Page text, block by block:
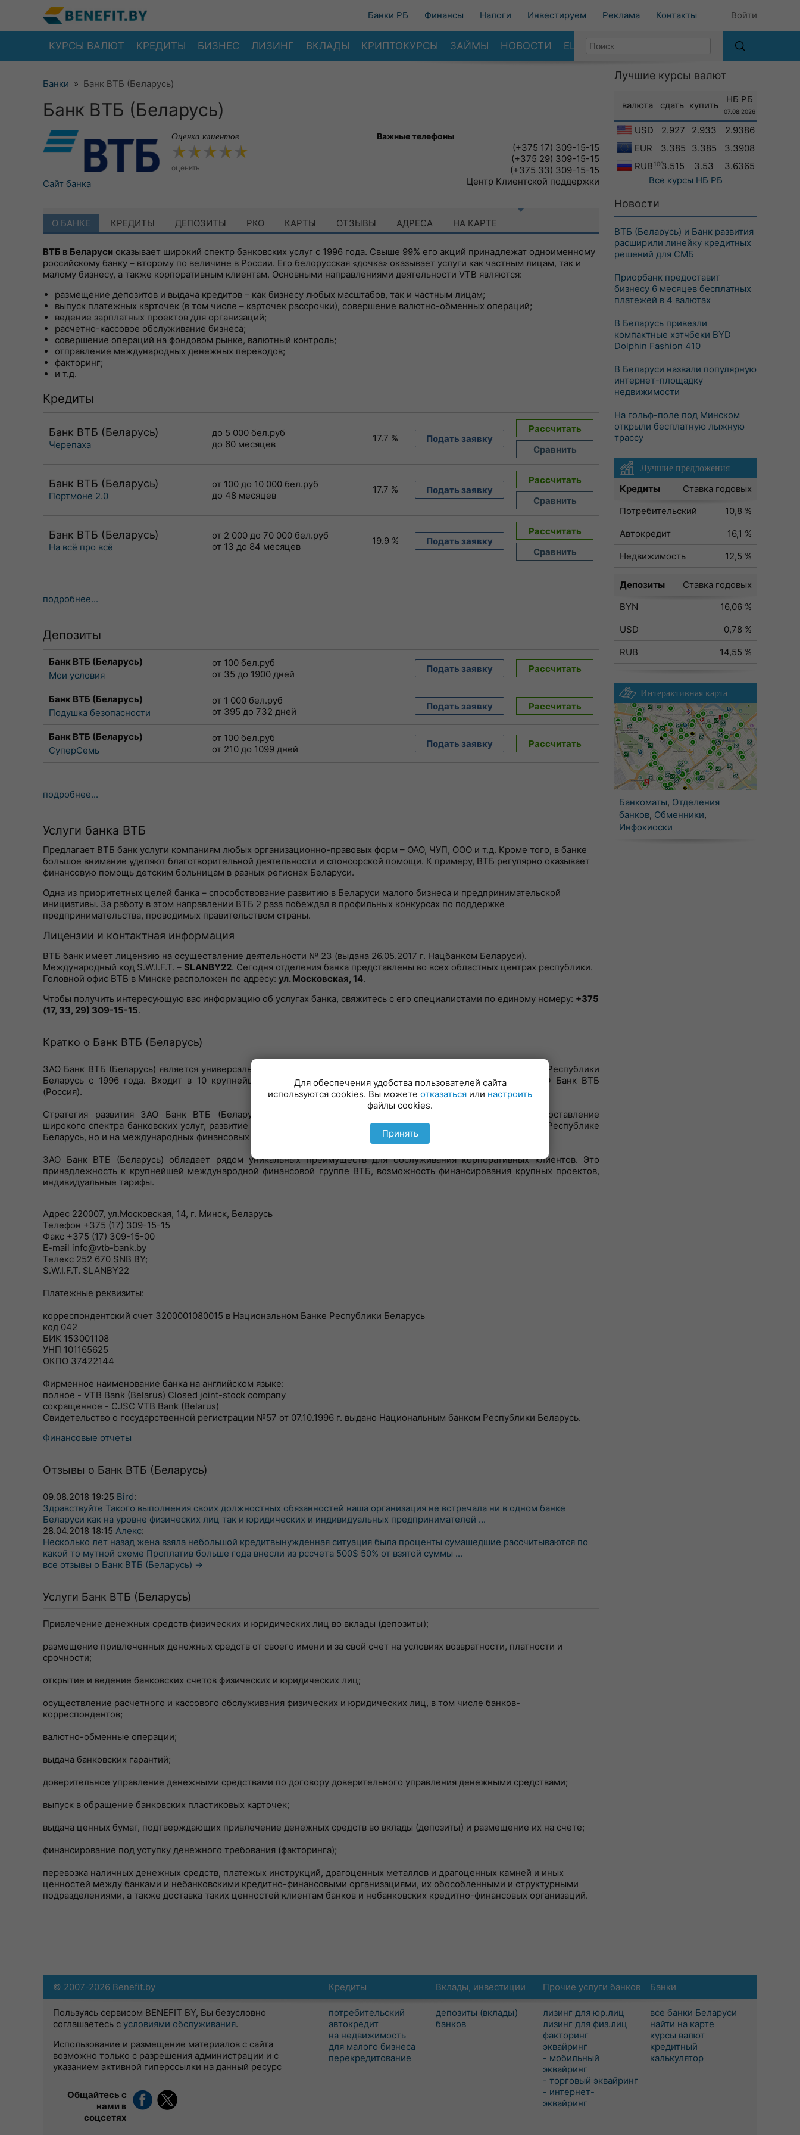
Банки РБ Финансы Налоги Инвестируем Реклама Контакты Войти
КУРСЫ ВАЛЮТ КРЕДИТЫ БИЗНЕС ЛИЗИНГ ВКЛАДЫ КРИПТОКУРСЫ ЗАЙМЫ НОВОСТИ ЕЩЕ
Банки » Банк ВТБ (Беларусь)
Банк ВТБ (Беларусь)
Сайт банка
Оценка клиентов
оценить
Важные телефоны
(+375 17) 309-15-15
(+375 29) 309-15-15
(+375 33) 309-15-15
Центр Клиентской поддержки
О БАНКЕ КРЕДИТЫ ДЕПОЗИТЫ РКО КАРТЫ ОТЗЫВЫ АДРЕСА НА КАРТЕ
ВТБ в Беларуси оказывает широкий спектр банковских услуг с 1996 года. Свыше 99% его акций принадлежат одноименному
российскому банку – второму по величине в России. Его белорусская «дочка» оказывает услуги как частным лицам, так и
малому бизнесу, а также корпоративным клиентам. Основными направлениями деятельности VTB являются:
размещение депозитов и выдача кредитов – как бизнесу любых масштабов, так и частным лицам;
выпуск платежных карточек (в том числе – карточек рассрочки), совершение валютно-обменных операций;
ведение зарплатных проектов для организаций;
расчетно-кассовое обслуживание бизнеса;
совершение операций на фондовом рынке, валютный контроль;
отправление международных денежных переводов;
факторинг;
и т.д.
Кредиты
Банк ВТБ (Беларусь)
Черепаха
до 5 000 бел.руб
до 60 месяцев
17.7 % Подать заявку
Рассчитать
Сравнить
Банк ВТБ (Беларусь)
Портмоне 2.0
от 100 до 10 000 бел.руб
до 48 месяцев
17.7 % Подать заявку
Рассчитать
Сравнить
Банк ВТБ (Беларусь)
На всё про всё
от 2 000 до 70 000 бел.руб
от 13 до 84 месяцев
19.9 % Подать заявку
Рассчитать
Сравнить
подробнее...
Депозиты
Банк ВТБ (Беларусь)
Мои условия
от 100 бел.руб
от 35 до 1900 дней
Подать заявку Рассчитать
Банк ВТБ (Беларусь)
Подушка безопасности
от 1 000 бел.руб
от 395 до 732 дней
Подать заявку Рассчитать
Банк ВТБ (Беларусь)
СуперСемь
от 100 бел.руб
от 210 до 1099 дней
Подать заявку Рассчитать
подробнее...
Услуги банка ВТБ
Предлагает ВТБ банк услуги компаниям любых организационно-правовых форм – ОАО, ЧУП, ООО и т.д. Кроме того, в банке
большое внимание уделяют благотворительной деятельности и спонсорской помощи. К примеру, ВТБ регулярно оказывает
финансовую помощь детским больницам в разных регионах Беларуси.
Одна из приоритетных целей банка – способствование развитию в Беларуси малого бизнеса и предпринимательской
инициативы. За работу в этом направлении ВТБ 2 раза побеждал в профильных конкурсах по поддержке
предпринимательства, проводимых правительством страны.
Лицензии и контактная информация
ВТБ банк имеет лицензию на осуществление деятельности № 23 (выдана 26.05.2017 г. Нацбанком Беларуси).
Международный код S.W.I.F.T. – SLANBY22. Сегодня отделения банка представлены во всех областных центрах республики.
Головной офис ВТБ в Минске расположен по адресу: ул. Московская, 14.
Чтобы получить интересующую вас информацию об услугах банка, свяжитесь с его специалистами по единому номеру: +375
(17, 33, 29) 309-15-15.
Кратко о Банк ВТБ (Беларусь)
ЗАО Банк ВТБ (Беларусь) является универсальным кредитно-финансовым учреждением, работающем на рынке Республики
Беларусь с 1996 года. Входит в 10 крупнейших банков страны. Контрольный пакет акций принадлежит ОАО Банк ВТБ
(Россия).
Стратегия развития ЗАО Банк ВТБ (Беларусь) предполагает осуществление масштабных проектов, предоставление
широкого спектра банковских услуг, развитие розничного бизнеса, открытость для деловых кругов не только в Республике
Беларусь, но и на международных финансовых рынках.
ЗАО Банк ВТБ (Беларусь) обладает рядом уникальных преимуществ для обслуживания корпоративных клиентов. Это
принадлежность к крупнейшей международной финансовой группе ВТБ, возможность финансирования крупных проектов,
индивидуальные тарифы.
Адрес 220007, ул.Московская, 14, г. Минск, Беларусь
Телефон +375 (17) 309-15-15
Факс +375 (17) 309-15-00
E-mail info@vtb-bank.by
Телекс 252 670 SNB BY;
S.W.I.F.T. SLANBY22
Платежные реквизиты:
корреспондентский счет 3200001080015 в Национальном Банке Республики Беларусь
код 042
БИК 153001108
УНП 101165625
ОКПО 37422144
Фирменное наименование банка на английском языке:
полное - VTB Bank (Belarus) Closed joint-stock company
сокращенное - CJSC VTB Bank (Belarus)
Свидетельство о государственной регистрации №57 от 07.10.1996 г. выдано Национальным банком Республики Беларусь.
Финансовые отчеты
Отзывы о Банк ВТБ (Беларусь)
09.08.2018 19:25 Bird:
Здравствуйте Такого выполнения своих должностных обязанностей наша организация не встречала ни в одном банке
Беларуси как на уровне физических лиц так и юридических и индивидуальных предпринимателей ...
28.04.2018 18:15 Алекс:
Несколько лет назад жена взяла небольшой кредитвынужденная ситуация была проценты сумашедшие рассчитываются по
какой то мутной схеме Проплатив больше года внесли из рссчета 500$ 50% от взятой суммы ...
все отзывы о Банк ВТБ (Беларусь) →
Услуги Банк ВТБ (Беларусь)
Привлечение денежных средств физических и юридических лиц во вклады (депозиты);
размещение привлеченных денежных средств от своего имени и за свой счет на условиях возвратности, платности и
срочности;
открытие и ведение банковских счетов физических и юридических лиц;
осуществление расчетного и кассового обслуживания физических и юридических лиц, в том числе банков-
корреспондентов;
валютно-обменные операции;
выдача банковских гарантий;
доверительное управление денежными средствами по договору доверительного управления денежными средствами;
выпуск в обращение банковских пластиковых карточек;
выдача ценных бумаг, подтверждающих привлечение денежных средств во вклады (депозиты) и размещение их на счете;
финансирование под уступку денежного требования (факторинга);
перевозка наличных денежных средств, платежых инструкций, драгоценных металлов и драгоценных камней и иных
ценностей между банками и небанковскими кредитно-финансовыми организациями, их обособленными и структурными
подразделениями, а также доставка таких ценностей клиентам банков и небанковских кредитно-финансовых организаций.
Лучшие курсы валют
валюта сдать купить
НБ РБ
07.08.2026
USD 2.927 2.933
2.9386
EUR
3.385 3.385
3.3908
RUB 1003.515 3.53
3.6365
Все курсы НБ РБ
Новости
ВТБ (Беларусь) и Банк развития
расширили линейку кредитных
решений для СМБ
Приорбанк предоставит
бизнесу 6 месяцев бесплатных
платежей в 4 валютах
В Беларусь привезли
компактные хэтчбеки BYD
Dolphin Fashion 410
В Беларуси назвали популярную
интернет-площадку
недвижимости
На гольф-поле под Минском
открыли бесплатную лыжную
трассу
Лучшие предложения
Кредиты
Ставка годовых
Потребительский
10,8 %
Автокредит
16,1 %
Недвижимость
12,5 %
Депозиты
Ставка годовых
BYN
16,06 %
USD
0,78 %
RUB
14,55 %
Интерактивная карта
Банкоматы, Отделения
банков, Обменники,
Инфокиоски
Кредиты
потребительский
автокредит
на недвижимость
для малого бизнеса
перекредитование
Вклады, инвестиции
депозиты (вклады)
банков
Прочие услуги банков
лизинг для юр.лиц
лизинг для физ.лиц
факторинг
эквайринг
- мобильный
эквайринг
- торговый эквайринг
- интернет-
эквайринг
Банки
все банки Беларуси
найти на карте
курсы валют
кредитный
калькулятор
© 2007-2026 Benefit.by
Пользуясь сервисом BENEFIT BY, Вы безусловно
соглашаетесь с условиями обслуживания.
Использование и размещение материалов с сайта
возможно только с разрешения администрации и с
указанием активной гиперссылки на данный ресурс
Общайтесь с
нами в
соцсетях
Для обеспечения удобства пользователей сайта
используются cookies. Вы можете отказаться или настроить
файлы cookies.
Принять